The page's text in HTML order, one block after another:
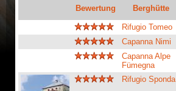
Bewertung Berghütte
Rifugio Tomeo
Capanna Nimi
Capanna Alpe
Fümegna
Rifugio Sponda